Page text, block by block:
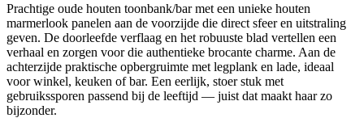
Prachtige oude houten toonbank/bar met een unieke houten
marmerlook panelen aan de voorzijde die direct sfeer en uitstraling
geven. De doorleefde verflaag en het robuuste blad vertellen een
verhaal en zorgen voor die authentieke brocante charme. Aan de
achterzijde praktische opbergruimte met legplank en lade, ideaal
voor winkel, keuken of bar. Een eerlijk, stoer stuk met
gebruikssporen passend bij de leeftijd — juist dat maakt haar zo
bijzonder.